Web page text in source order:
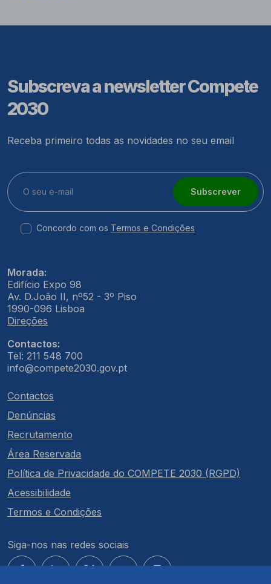
Subscreva a newsletter Compete
2030
Receba primeiro todas as novidades no seu email
Subscrever
Concordo com os Termos e Condições
Morada:
Edifício Expo 98
Av. D.João II, nº52 - 3º Piso
1990-096 Lisboa
Direções
Contactos:
Tel: 211 548 700
info@compete2030.gov.pt
Contactos
Denúncias
Recrutamento
Área Reservada
Política de Privacidade do COMPETE 2030 (RGPD)
Acessibilidade
Termos e Condições
Siga-nos nas redes sociais